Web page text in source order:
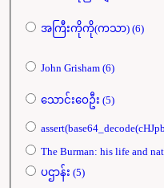
အကြီးကိုကို(ကသာ) (6)
John Grisham (6)
သောင်းဝေဦး (5)
ပဌာန်း (5)